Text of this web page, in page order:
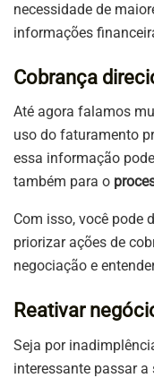
necessidade de
informações
Cobrança
Até agora falamos
uso do faturamento
essa informação
também para o
Com isso, você pode
priorizar ações de
negociação e
Reativar
Seja por
interessante passar